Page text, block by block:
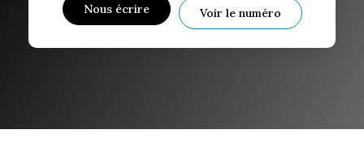
Nous écrire Voir le numéro